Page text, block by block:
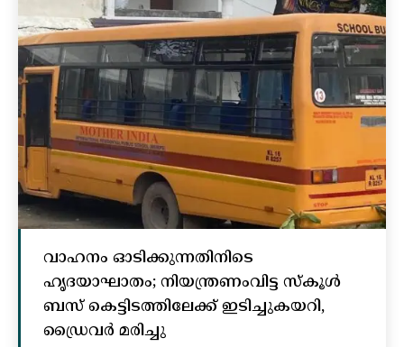
വാഹനം ഓടിക്കുന്നതിനിടെ
ഹൃദയാഘാതം; നിയന്ത്രണംവിട്ട സ്കൂൾ
ബസ് കെട്ടിടത്തിലേക്ക് ഇടിച്ചുകയറി,
ഡ്രൈവർ മരിച്ചു